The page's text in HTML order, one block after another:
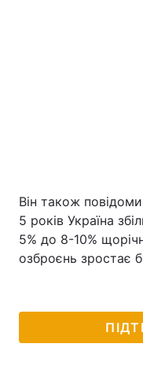
Він також
5 років Україна
5% до 8-10%
озброєнь зростає